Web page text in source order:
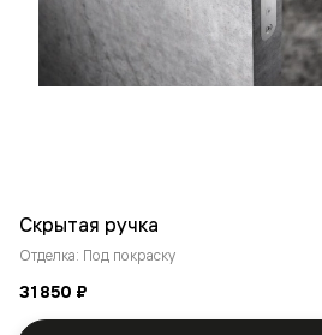
Скрытая ручка
Отделка: Под покраску
31 850 ₽